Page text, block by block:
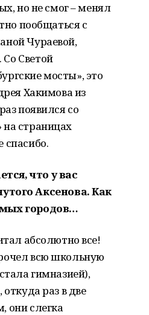
но не смог – менял
пообщаться с
Чураевой,
Светой
мосты», это
Хакимова из
появился со
на страницах
спасибо.
что у вас
Аксенова. Как
городов…
абсолютно все!
всю школьную
гимназией),
раз в две
они слегка